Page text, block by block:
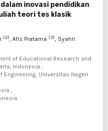
inovasi pendidikan
teori tes klasik
(2), Afis Pratama (3), Syahri
of Educational Research and
Indonesia ,
Engineering, Universitas Negeri
,